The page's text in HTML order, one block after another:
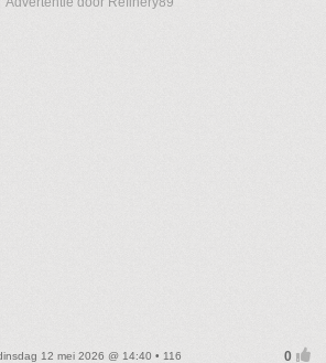
12 mei 2026 @ 14:40 • 116